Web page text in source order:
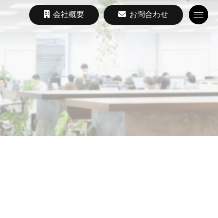
会社概要 お問合わせ